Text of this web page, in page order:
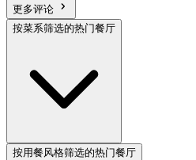
更多评论
按菜系筛选的热门餐厅
按用餐风格筛选的热门餐厅